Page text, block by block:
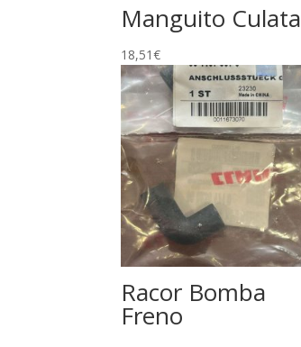
Manguito Culata
18,51€
Racor Bomba
Freno